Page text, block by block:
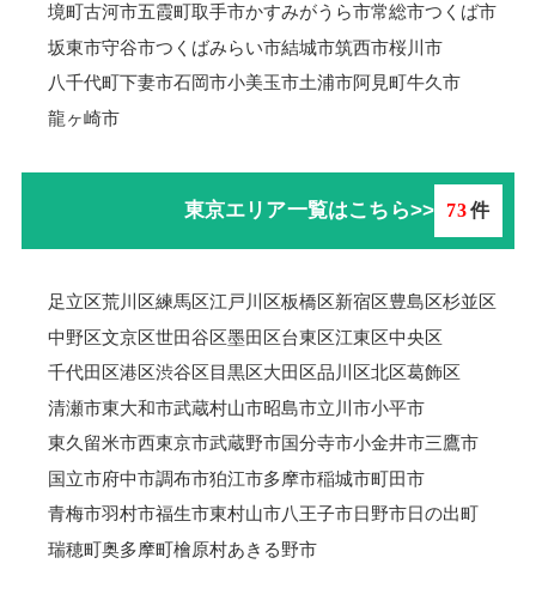
境町古河市五霞町取手市かすみがうら市常総市つくば市
坂東市守谷市つくばみらい市結城市筑西市桜川市
八千代町下妻市石岡市小美玉市土浦市阿見町牛久市
龍ヶ崎市
東京エリア一覧はこちら>> 73件
足立区荒川区練馬区江戸川区板橋区新宿区豊島区杉並区
中野区文京区世田谷区墨田区台東区江東区中央区
千代田区港区渋谷区目黒区大田区品川区北区葛飾区
清瀬市東大和市武蔵村山市昭島市立川市小平市
東久留米市西東京市武蔵野市国分寺市小金井市三鷹市
国立市府中市調布市狛江市多摩市稲城市町田市
青梅市羽村市福生市東村山市八王子市日野市日の出町
瑞穂町奥多摩町檜原村あきる野市